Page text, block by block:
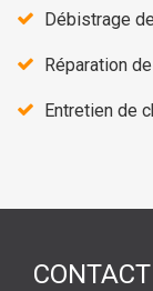
Débistrage
Réparation
Entretien de
CONTACT